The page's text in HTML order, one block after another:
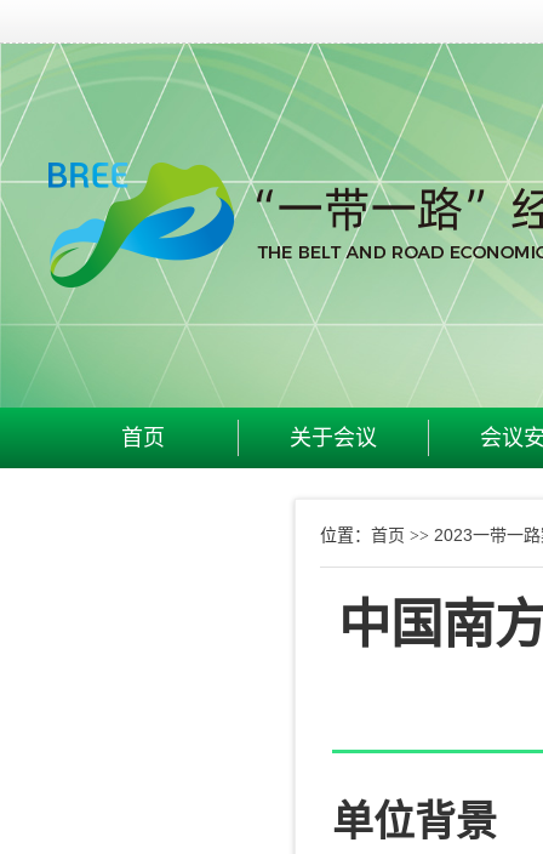
首页 关于会议 会议
位置： 首页 >> 2023一带一
中国南
单位背景